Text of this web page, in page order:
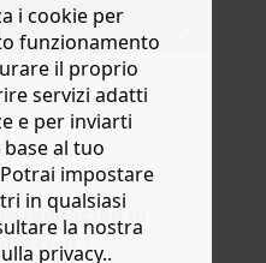
redirected to
?
ricezione.
a cerchio in metallo
righe e tinta unita, mini
color oro.
chiare come bianco,
come terracotta,
Solo per orecchie
i cookie per
funzionamento
il proprio
servizi adatti
e per inviarti
al tuo
impostare
in qualsiasi
la nostra
privacy..